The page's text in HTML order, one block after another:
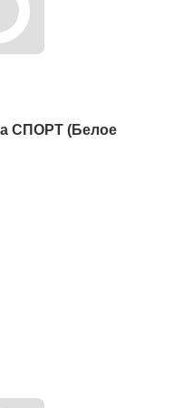
СПОРТ (Белое